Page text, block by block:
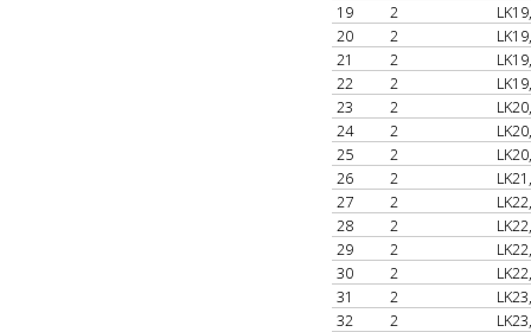
19
2
20
2
21
2
22
2
23
2
24
2
25
2
26
2
27
2
28
2
29
2
30
2
31
2
32
2